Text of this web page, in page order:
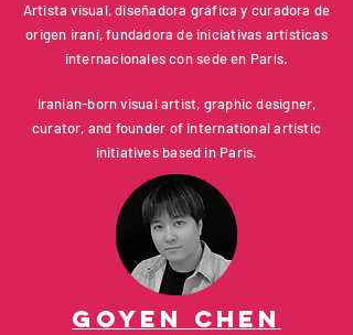
Artista visual, diseñadora gráfica y curadora de
origen iraní, fundadora de iniciativas artísticas
internacionales con sede en París.
Iranian-born visual artist, graphic designer,
curator, and founder of international artistic
initiatives based in Paris.
goyen chen